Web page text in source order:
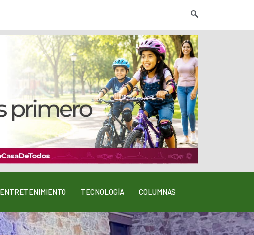
ENTRETENIMIENTO TECNOLOGÍA COLUMNAS